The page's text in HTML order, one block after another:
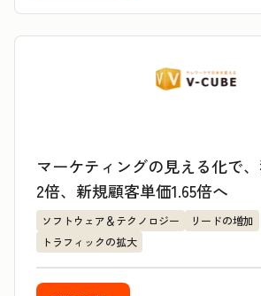
マーケティングの見える化で
2倍、新規顧客単価1.65倍へ
ソフトウェア＆テクノロジー
リードの増加
トラフィックの拡大